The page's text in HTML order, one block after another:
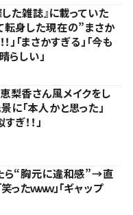
た雑誌』に載っていた
転身した現在の”まさか
」「まさかすぎる」「今も
らしい」
梨香さん風メイクをし
「本人かと思った」
ぎ！！」
ら“胸元に違和感”→直
たｗｗｗ」「ギャップ